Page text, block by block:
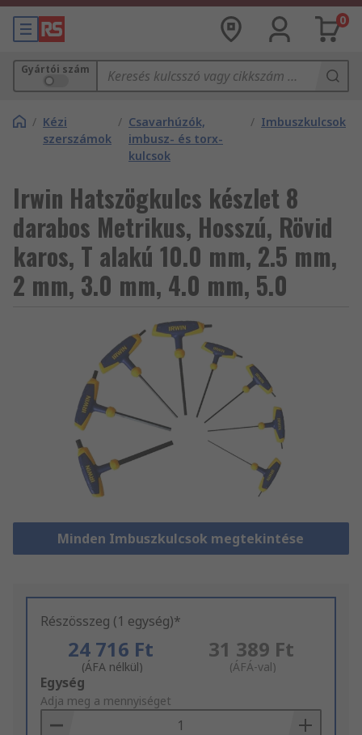
0
Gyártói szám
/ Kézi
szerszámok
/ Csavarhúzók,
imbusz- és torx-
kulcsok
/ Imbuszkulcsok
Irwin Hatszögkulcs készlet 8
darabos Metrikus, Hosszú, Rövid
karos, T alakú 10.0 mm, 2.5 mm,
2 mm, 3.0 mm, 4.0 mm, 5.0
Minden Imbuszkulcsok megtekintése
Részösszeg (1 egység)*
24 716 Ft
(ÁFA nélkül)
31 389 Ft
(ÁFÁ-val)
Add
to
Basket
Egység
Adja meg a mennyiséget